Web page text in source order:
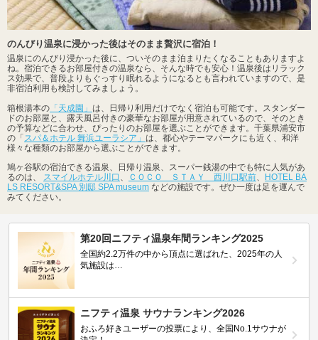
のんびり温泉に浸かった後はそのまま贅沢に宿泊！
温泉にのんびり浸かった後に、ついそのまま泊まりたくなることもありますよ
ね。宿泊できるお部屋付きの温泉なら、そんな時でも安心！温泉後はリラック
ス効果で、普段よりもぐっすり眠れるようになるとも言われていますので、是
非宿泊利用も検討してみましょう。
箱根湯本の 「天成園」 は、日帰り利用だけでなく宿泊も可能です。スタンダー
ドのお部屋と、露天風呂付きの豪華なお部屋が用意されているので、そのとき
の予算などに合わせ、ぴったりのお部屋を選ぶことができます。千葉県浦安市
の「 スパ＆ホテル 舞浜ユーラシア」 は、都心やテーマパークにも近く、和洋
様々な種類のお部屋から選ぶことができます。
鳩ヶ谷駅の宿泊できる温泉、日帰り温泉、スーパー銭湯の中でも特に人気があ
るのは、
スマイルホテル川口 ＣＯＣＯ ＳＴＡＹ 西川口駅前
HOTEL BA
LS RESORT&SPA 別邸 SPA museum などの施設です。ぜひ一度は足を運んで
みてください。
第20回ニフティ温泉年間ランキング2025
全国約2.2万件の中から頂点に選ばれた、2025年の人
気施設は…
ニフティ温泉 サウナランキング2026
おふろ好きユーザーの投票により、全国No.1サウナが